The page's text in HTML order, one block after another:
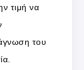
τιμή να
του